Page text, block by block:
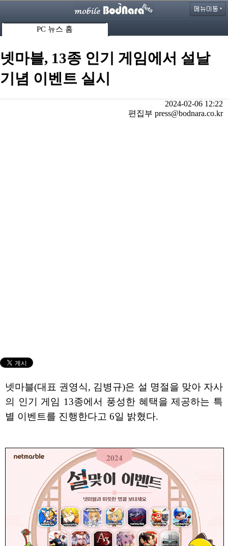
PC 뉴스 홈
넷마블, 13종 인기 게임에서 설날
기념 이벤트 실시
2024-02-06 12:22
편집부 press@bodnara.co.kr
넷마블(대표 권영식, 김병규)은 설 명절을 맞아 자사
의 인기 게임 13종에서 풍성한 혜택을 제공하는 특
별 이벤트를 진행한다고 6일 밝혔다.